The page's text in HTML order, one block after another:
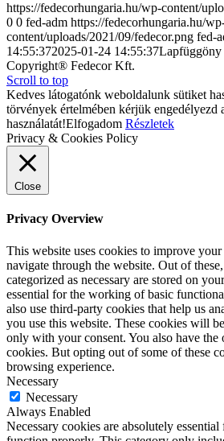
https://fedecorhungaria.hu/wp-content/
0 0 fed-adm https://fedecorhungaria.hu/
content/uploads/2021/09/fedecor.png fed-
14:55:372025-01-24 14:55:37
Copyright® Fedecor Kft.
Scroll to top
Kedves látogatónk weboldalunk sütiket
törvények értelmében kérjük engedélyezd
használatát!Elfogadom Részletek
Privacy & Cookies Policy
Close
Privacy Overview
This website uses cookies to improve
navigate through the website. Out of
categorized as necessary are stored on
essential for the working of basic
also use third-party cookies that help us
you use this website. These cookies will
only with your consent. You also have the
cookies. But opting out of some of these
browsing experience.
Necessary
Necessary
Always Enabled
Necessary cookies are absolutely